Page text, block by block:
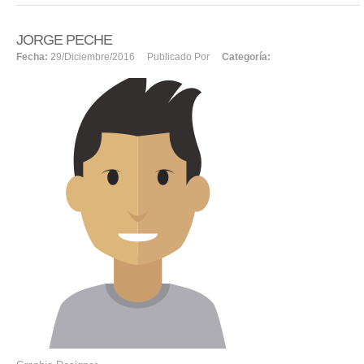
JORGE PECHE
Fecha: 29/diciembre/2016 Publicado Por Categoría: